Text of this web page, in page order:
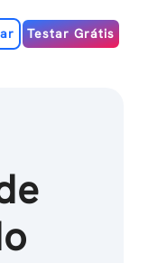
Testar Grátis